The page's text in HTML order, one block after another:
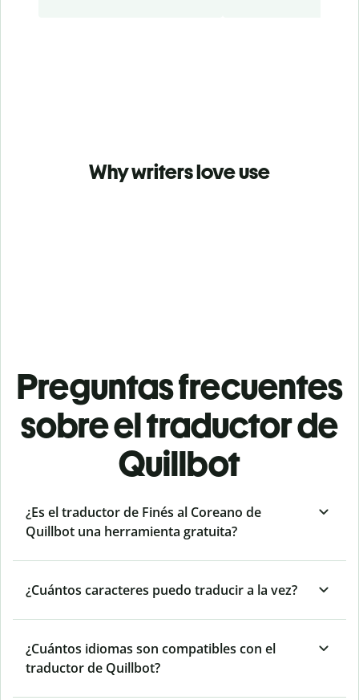
Why writers love use
Preguntas frecuentes
sobre el traductor de
Quillbot
¿Es el traductor de Finés al Coreano de
Quillbot una herramienta gratuita?
¿Cuántos caracteres puedo traducir a la vez?
¿Cuántos idiomas son compatibles con el
traductor de Quillbot?